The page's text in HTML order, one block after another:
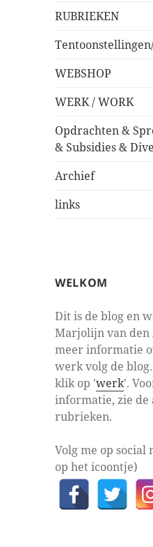
RUBRIEKEN
WEBSHOP
WERK / WORK
Opdrachten &
& Subsidies &
Archief
links
WELKOM
Dit is de blog en
Marjolijn van den
meer informatie
werk volg de
klik op 'werk'.
informatie, zie de
rubrieken.
Volg me op social
op het icoontje)